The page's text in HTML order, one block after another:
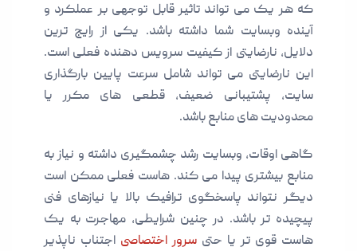
که هر یک می تواند تاثیر قابل توجهی بر عملکرد و
آینده وبسایت شما داشته باشد. یکی از رایج ترین
دلایل، نارضایتی از کیفیت سرویس دهنده فعلی است.
این نارضایتی می تواند شامل سرعت پایین بارگذاری
سایت، پشتیبانی ضعیف، قطعی های مکرر یا
محدودیت های منابع باشد.
گاهی اوقات، وبسایت رشد چشمگیری داشته و نیاز به
منابع بیشتری پیدا می کند. هاست فعلی ممکن است
دیگر نتواند پاسخگوی ترافیک بالا یا نیازهای فنی
پیچیده تر باشد. در چنین شرایطی، مهاجرت به یک
هاست قوی تر یا حتی سرور اختصاصی اجتناب ناپذیر